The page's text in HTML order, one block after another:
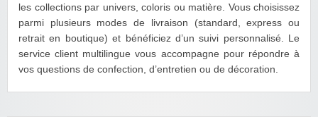
les collections par univers, coloris ou matière. Vous choisissez
parmi plusieurs modes de livraison (standard, express ou
retrait en boutique) et bénéficiez d’un suivi personnalisé. Le
service client multilingue vous accompagne pour répondre à
vos questions de confection, d’entretien ou de décoration.